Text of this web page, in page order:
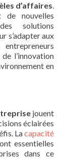
d’affaires.
de nouvelles
solutions
s’adapter aux
l’innovation
en
jouent
éclairées
Lacapacité
essentielles
dans ce